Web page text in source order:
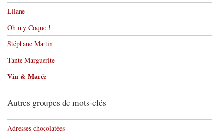
Lilane
Oh my Coque !
Stéphane Martin
Tante Marguerite
Vin & Marée
Autres groupes de mots-clés
Adresses chocolatées